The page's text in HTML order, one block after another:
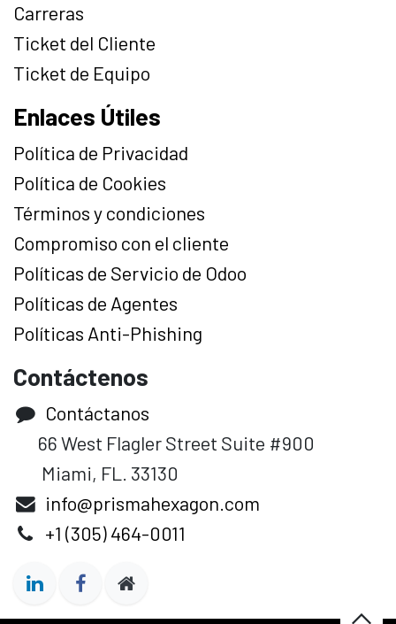
Carreras
Ticket del Cliente
Ticket de Equipo
Enlaces Útiles
Política de Privacidad
Política de Cookies
Términos y condiciones
Compromiso con el cliente
Políticas de Servicio de Odoo
Políticas de Agentes
Políticas Anti-Phishing
Contáctenos
Contáctanos
66 West Flagler Street Suite #900
Miami, FL. 33130
info@prismahexagon.com
+1 (305) 464-0011